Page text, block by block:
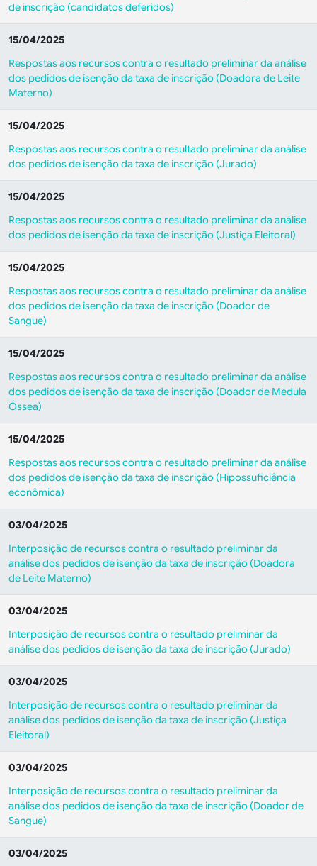
de inscrição (candidatos deferidos)
15/04/2025
Respostas aos recursos contra o resultado preliminar da análise
dos pedidos de isenção da taxa de inscrição (Doadora de Leite
Materno)
15/04/2025
Respostas aos recursos contra o resultado preliminar da análise
dos pedidos de isenção da taxa de inscrição (Jurado)
15/04/2025
Respostas aos recursos contra o resultado preliminar da análise
dos pedidos de isenção da taxa de inscrição (Justiça Eleitoral)
15/04/2025
Respostas aos recursos contra o resultado preliminar da análise
dos pedidos de isenção da taxa de inscrição (Doador de
Sangue)
15/04/2025
Respostas aos recursos contra o resultado preliminar da análise
dos pedidos de isenção da taxa de inscrição (Doador de Medula
Óssea)
15/04/2025
Respostas aos recursos contra o resultado preliminar da análise
dos pedidos de isenção da taxa de inscrição (Hipossuficiência
econômica)
03/04/2025
Interposição de recursos contra o resultado preliminar da
análise dos pedidos de isenção da taxa de inscrição (Doadora
de Leite Materno)
03/04/2025
Interposição de recursos contra o resultado preliminar da
análise dos pedidos de isenção da taxa de inscrição (Jurado)
03/04/2025
Interposição de recursos contra o resultado preliminar da
análise dos pedidos de isenção da taxa de inscrição (Justiça
Eleitoral)
03/04/2025
Interposição de recursos contra o resultado preliminar da
análise dos pedidos de isenção da taxa de inscrição (Doador de
Sangue)
03/04/2025